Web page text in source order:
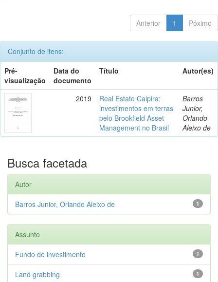
Anterior 1 Póximo
Conjunto de itens:
Pré-
visualização
Data do
documento
Título Autor(es)
2019
Real Estate Caipira:
investimentos em terras
pelo Brookfield Asset
Management no Brasil
Barros
Junior,
Orlando
Aleixo de
Busca facetada
Autor
1
Barros Junior, Orlando Aleixo de
Assunto
1
Fundo de investimento
1
Land grabbing